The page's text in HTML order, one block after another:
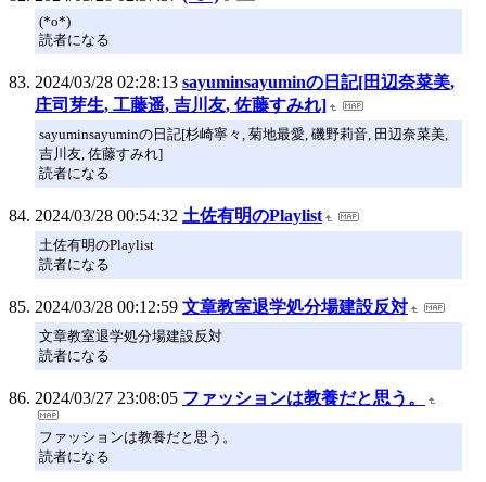
(*o*)
読者になる
2024/03/28 02:28:13 sayuminsayuminの日記[田辺奈菜美,
庄司芽生, 工藤遥, 吉川友, 佐藤すみれ]
sayuminsayuminの日記[杉崎寧々, 菊地最愛, 磯野莉音, 田辺奈菜美,
吉川友, 佐藤すみれ]
読者になる
2024/03/28 00:54:32 土佐有明のPlaylist
土佐有明のPlaylist
読者になる
2024/03/28 00:12:59 文章教室退学処分場建設反対
文章教室退学処分場建設反対
読者になる
2024/03/27 23:08:05 ファッションは教養だと思う。
ファッションは教養だと思う。
読者になる